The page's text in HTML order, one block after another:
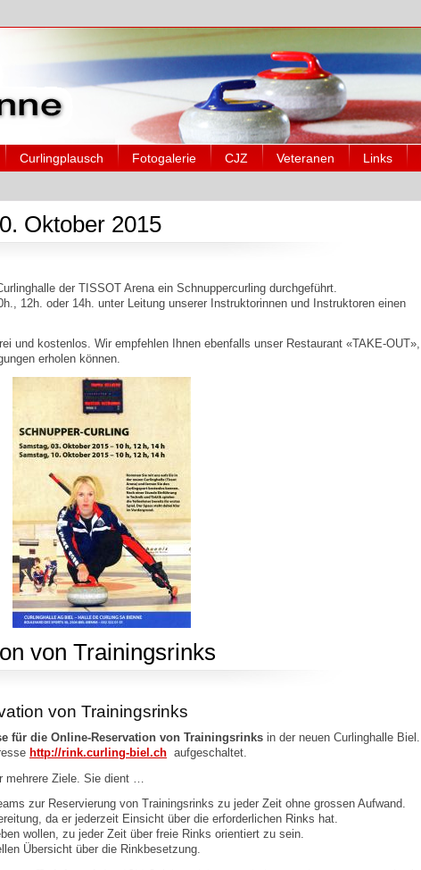
Curlingplausch Fotogalerie CJZ Veteranen Links
Oktober 2015
der TISSOT Arena ein Schnuppercurling durchgeführt.
12h. oder 14h. unter Leitung unserer Instruktorinnen und Instruktoren einen
und kostenlos. Wir empfehlen Ihnen ebenfalls unser Restaurant «TAKE-OUT»,
erholen können.
von Trainingsrinks
von Trainingsrinks
für die Online-Reservation von Trainingsrinks in der neuen Curlinghalle Biel.
http://rink.curling-biel.ch aufgeschaltet.
mehrere Ziele. Sie dient …
zur Reservierung von Trainingsrinks zu jeder Zeit ohne grossen Aufwand.
da er jederzeit Einsicht über die erforderlichen Rinks hat.
wollen, zu jeder Zeit über freie Rinks orientiert zu sein.
Übersicht über die Rinkbesetzung.